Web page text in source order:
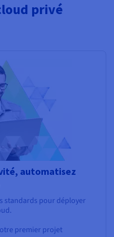
privé
automatisez
standards pour déployer
premier projet